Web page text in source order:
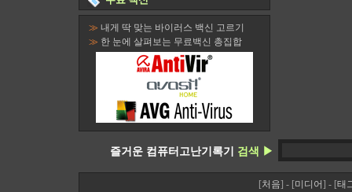
≫ 내게 딱 맞는 바이러스 백신 고르기
≫ 한 눈에 살펴보는 무료백신 총집합
즐거운 컴퓨터고난기록기 검색 ▶
[처음] - [미디어] - [태